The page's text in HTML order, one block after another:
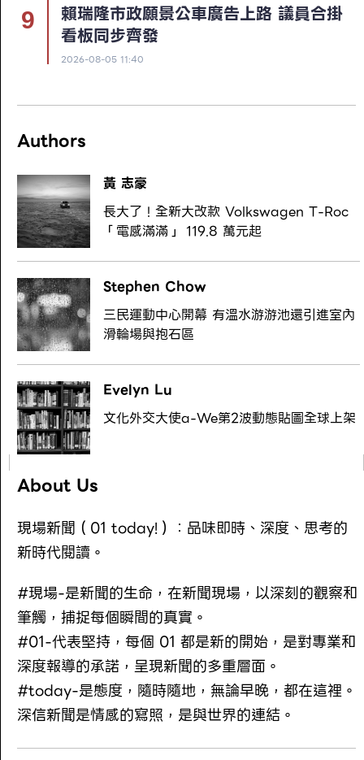
賴瑞隆市政願景公車廣告上路 議員合掛
看板同步齊發
2026-08-05 11:40
Authors
黃 志豪
長大了！全新大改款 Volkswagen T-Roc
「電感滿滿」 119.8 萬元起
Stephen Chow
三民運動中心開幕 有溫水游游池還引進室內
滑輪場與抱石區
Evelyn Lu
文化外交大使a-We第2波動態貼圖全球上架
About Us
現場新聞（01 today!）：品味即時、深度、思考的
新時代閱讀。
#現場-是新聞的生命，在新聞現場，以深刻的觀察和
筆觸，捕捉每個瞬間的真實。
#01-代表堅持，每個 01 都是新的開始，是對專業和
深度報導的承諾，呈現新聞的多重層面。
#today-是態度，隨時隨地，無論早晚，都在這裡。
深信新聞是情感的寫照，是與世界的連結。